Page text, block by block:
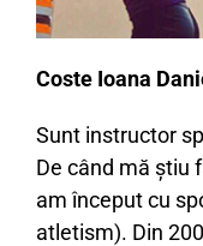
Coste Ioana
Sunt instructor
De când mă ştiu
am început cu
atletism). Din